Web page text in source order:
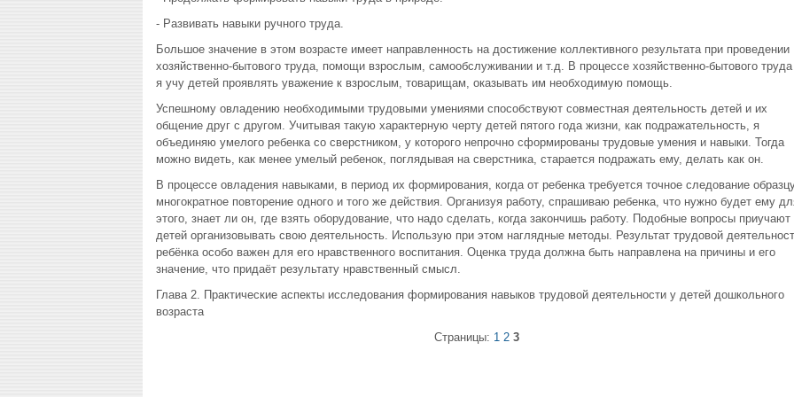
- Развивать навыки ручного труда.
Большое значение в этом возрасте имеет направленность на достижение коллективного результата при проведении
хозяйственно-бытового труда, помощи взрослым, самообслуживании и т.д. В процессе хозяйственно-бытового труда
я учу детей проявлять уважение к взрослым, товарищам, оказывать им необходимую помощь.
Успешному овладению необходимыми трудовыми умениями способствуют совместная деятельность детей и их
общение друг с другом. Учитывая такую характерную черту детей пятого года жизни, как подражательность, я
объединяю умелого ребенка со сверстником, у которого непрочно сформированы трудовые умения и навыки. Тогда
можно видеть, как менее умелый ребенок, поглядывая на сверстника, старается подражать ему, делать как он.
В процессе овладения навыками, в период их формирования, когда от ребенка требуется точное следование
многократное повторение одного и того же действия. Организуя работу, спрашиваю ребенка, что нужно будет ему
этого, знает ли он, где взять оборудование, что надо сделать, когда закончишь работу. Подобные вопросы приучают
детей организовывать свою деятельность. Использую при этом наглядные методы. Результат трудовой
ребёнка особо важен для его нравственного воспитания. Оценка труда должна быть направлена на причины и его
значение, что придаёт результату нравственный смысл.
Глава 2. Практические аспекты исследования формирования навыков трудовой деятельности у детей дошкольного
возраста
Страницы: 1 2 3